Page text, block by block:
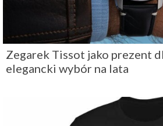
Zegarek Tissot jako prezent
elegancki wybór na lata